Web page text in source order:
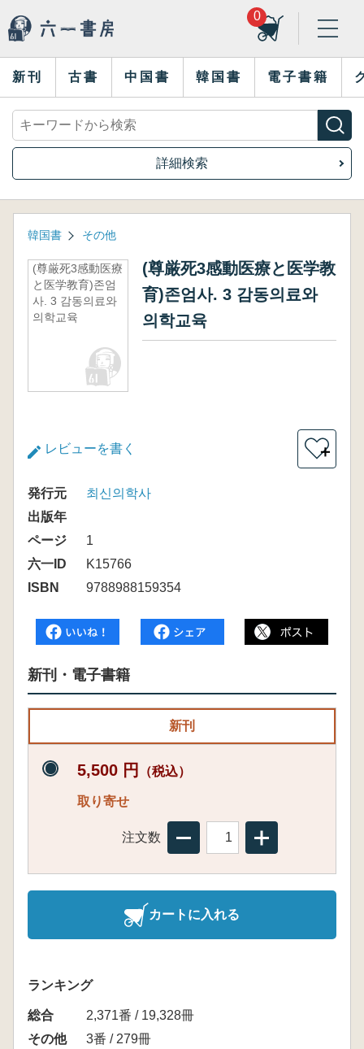
0
新刊 古書 中国書 韓国書 電子書籍
詳細検索
韓国書 その他
(尊厳死3感動医療
と医学教育)존엄
사. 3 감동의료와
의학교육
(尊厳死3感動医療と医学教
育)존엄사. 3 감동의료와
의학교육
レビューを書く ＋
発行元
최신의학사
出版年
ページ
1
六一ID
K15766
ISBN
9788988159354
新刊・電子書籍
新刊
5,500 円 （税込）
取り寄せ
注文数
カートに入れる
ランキング
総合
2,371番 / 19,328冊
その他
3番 / 279冊